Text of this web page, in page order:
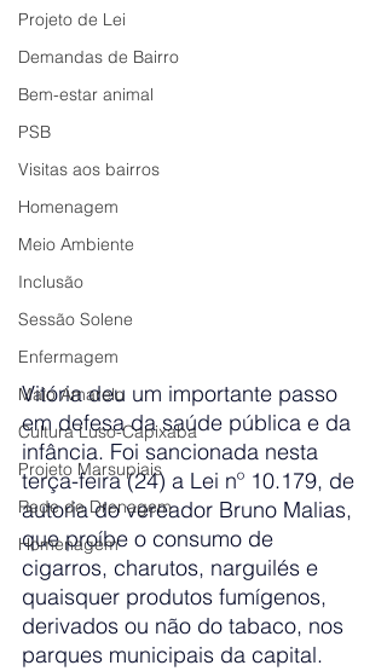
Projeto de Lei
Demandas de Bairro
Bem-estar animal
PSB
Visitas aos bairros
Homenagem
Meio Ambiente
Inclusão
Sessão Solene
Enfermagem
Maio Amarelo
Cultura Luso-Capixaba
Projeto Marsupiais
Rede de Drenagem
Homenagem
Vitória deu um importante passo
em defesa da saúde pública e da
infância. Foi sancionada nesta
terça-feira (24) a Lei nº 10.179, de
autoria do vereador Bruno Malias,
que proíbe o consumo de
cigarros, charutos, narguilés e
quaisquer produtos fumígenos,
derivados ou não do tabaco, nos
parques municipais da capital.